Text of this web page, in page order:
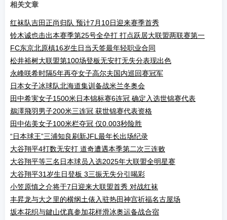
相关文章
红袜队吉田正尚归队 预计7月10日迎来赛季首秀
铃木诚也击出本赛季第25号全垒打 打点跃居大联盟两联赛第一
FC东京北原槙16岁生日当天签最年轻职业合同
松井裕树大联盟第100场登板无安打无失分表现出色
永峰咲希时隔5年再夺女子高尔夫国内巡回赛冠军
日本女子冰球队北海道集训备战米兰冬奥会
田中希実女子1500米日本锦标赛6连冠 确定入选世锦赛代表
鵜澤飛羽男子200米三连冠 获世锦赛代表资格
田中佑美女子100米栏夺冠 仅0.003秒险胜
“日本球王”三浦知良刷新JFL最年长出场纪录
大谷翔平4打数无安打 道奇遭遇本季第二次三连败
大谷翔平等三名日本球员入选2025年大联盟全明星赛
大谷翔平31岁生日登板 3三振无失分引喝彩
小笠原慎之介将于7日迎来大联盟首秀 对战红袜
丰昇龙与大之里的横纲土俵入驻热田神宫祈福名古屋场
坂本花织与鍵山优真参加花样滑冰奥运备战合宿